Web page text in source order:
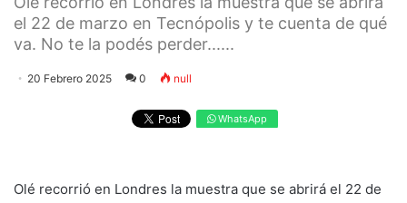
el 22 de marzo en Tecnópolis y te cuenta de qué
va. No te la podés perder......
20 Febrero 2025 0 null
WhatsApp
Olé recorrió en Londres la muestra que se abrirá el 22 de